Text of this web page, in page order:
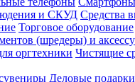
Средства
Торговое оборудование
Чистящие
Деловые